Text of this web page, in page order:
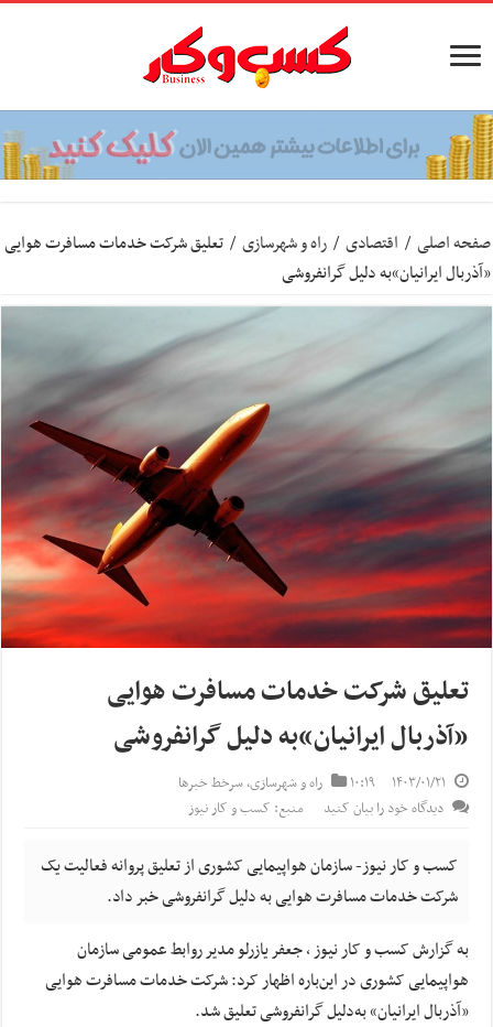
صفحه اصلی / اقتصادی / راه و شهرسازی / تعلیق شرکت خدمات مسافرت هوایی
«آذربال ایرانیان»به دلیل‌ گرانفروشی
تعلیق شرکت خدمات مسافرت هوایی
«آذربال ایرانیان»به دلیل‌ گرانفروشی
۱۴۰۳/۰۱/۲۱ ۱۰:۱۹ راه و شهرسازی,سرخط خبرها
دیدگاه خود را بیان کنید
منبع: کسب و کار نیوز
کسب و کار نیوز- سازمان هواپیمایی کشوری از تعلیق پروانه فعالیت یک
شرکت خدمات مسافرت هوایی به دلیل گرانفروشی خبر داد.
به گزارش کسب و کار نیوز ، جعفر یازرلو مدیر روابط عمومی سازمان
هواپیمایی کشوری در این‌باره اظهار کرد: شرکت خدمات مسافرت هوایی
«آذربال ایرانیان» به‌دلیل گرانفروشی تعلیق شد.